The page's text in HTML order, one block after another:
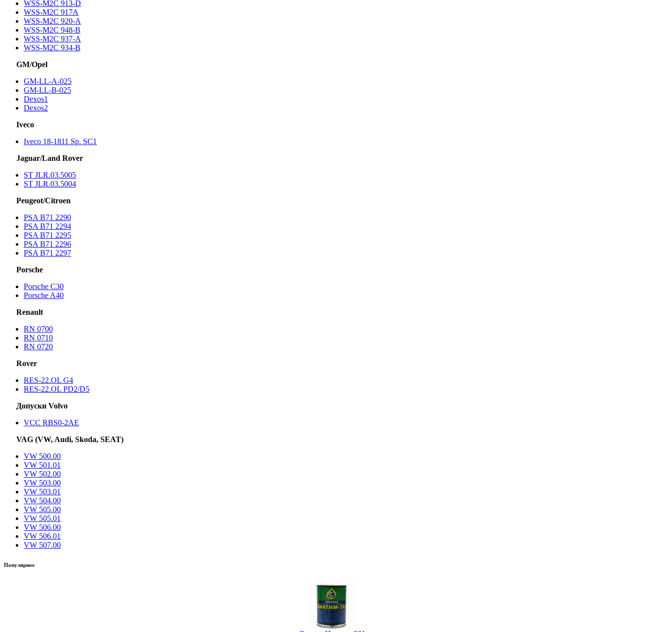
WSS-M2C 913-D
WSS-M2C 917A
WSS-M2C 920-A
WSS-M2C 948-B
WSS-M2C 937-A
WSS-M2C 934-B
GM/Opel
GM-LL-A-025
GM-LL-B-025
Dexos1
Dexos2
Iveco
Iveco 18-1811 Sp. SC1
Jaguar/Land Rover
ST JLR.03.5005
ST JLR.03.5004
Peugeot/Citroen
PSA B71 2290
PSA B71 2294
PSA B71 2295
PSA B71 2296
PSA B71 2297
Porsche
Porsche С30
Porsche A40
Renault
RN 0700
RN 0710
RN 0720
Rover
RES-22.OL G4
RES-22.OL PD2/D5
Допуски Volvo
VCC RBS0-2AE
VAG (VW, Audi, Skoda, SEAT)
VW 500.00
VW 501.01
VW 502.00
VW 503.00
VW 503.01
VW 504.00
VW 505.00
VW 505.01
VW 506.00
VW 506.01
VW 507.00
Популярное